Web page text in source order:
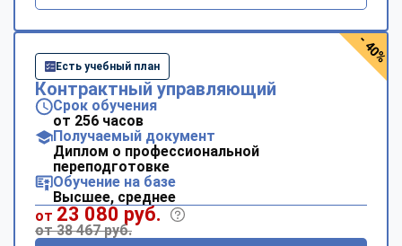
Есть учебный план
Контрактный управляющий
Срок обучения
от 256 часов
Получаемый документ
Диплом о профессиональной
переподготовке
Обучение на базе
Высшее, среднее
от 23 080 руб.
от 38 467 руб.
- 40%